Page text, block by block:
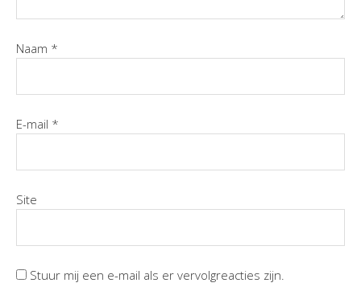
Naam *
E-mail *
Site
Stuur mij een e-mail als er vervolgreacties zijn.